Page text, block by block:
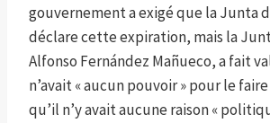
gouvernement a exigé que la Junta
déclare cette expiration, mais la
Alfonso Fernández Mañueco, a fait
n’avait « aucun pouvoir » pour le
qu’il n’y avait aucune raison «